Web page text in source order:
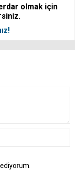
olmak için